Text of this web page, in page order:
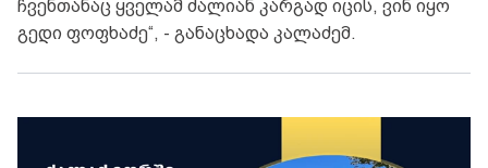
ჩვენთანაც ყველამ ძალიან კარგად იცის, ვინ იყო
გედი ფოფხაძე“, - განაცხადა კალაძემ.